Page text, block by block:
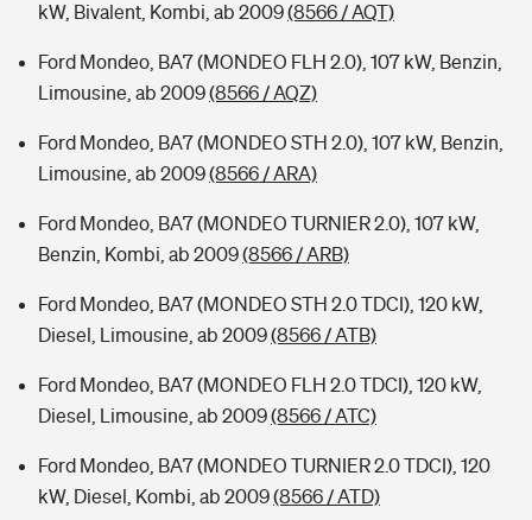
kW, Bivalent, Kombi, ab 2009(8566 / AQT)
Ford Mondeo, BA7 (MONDEO FLH 2.0), 107 kW, Benzin,
Limousine, ab 2009(8566 / AQZ)
Ford Mondeo, BA7 (MONDEO STH 2.0), 107 kW, Benzin,
Limousine, ab 2009(8566 / ARA)
Ford Mondeo, BA7 (MONDEO TURNIER 2.0), 107 kW,
Benzin, Kombi, ab 2009(8566 / ARB)
Ford Mondeo, BA7 (MONDEO STH 2.0 TDCI), 120 kW,
Diesel, Limousine, ab 2009(8566 / ATB)
Ford Mondeo, BA7 (MONDEO FLH 2.0 TDCI), 120 kW,
Diesel, Limousine, ab 2009(8566 / ATC)
Ford Mondeo, BA7 (MONDEO TURNIER 2.0 TDCI), 120
kW, Diesel, Kombi, ab 2009(8566 / ATD)